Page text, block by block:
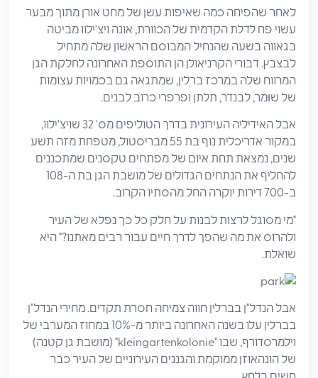
לאחר שהפיחה כמה שאיפות עשן של מחט אורן מתוך מבער
עשוי פח לדלת הקדמית של הכוורת, אונה ויצ'ילוו מביטה
בגאווה בשעה שהנחיל המבוסם הראשון שלה מתחיל
לבצבץ. דבורי הקרניאולן הן התוספת האחרונה לחלקת הגן
המרווח שלה במרכז ברלין, שמתגאה גם בכמויות עצומות
של שוּמר, לבנדר, תלתן ופרפרי כרוב לבנים.
אבל האידיליה העירונית בדרך הטוליפים מס' 32 שויצ'ילוו,
במקור אדריכלית נוף בת 55 מבריסטול, מטפחת מזה תשע
שנים, נמצאת תחת איום של מפתחים טקסנים שמתכננים
להחליף את הנתחים הגדולים של מושבת הגן בת ה-108
ב-700 דירות יוקרה החל מהסתיו הקרוב.
"מי מסוגל לרצות לבנות על חלק כל כך נפלא של העיר
ולהרוס את מה שהפך לדרך חיים עבור רבים מאתנו?" היא
שואלת.
אבל הנדל"ן בברלין חווה צמיחה חסרת תקדים. מחירי הנדל"ן
בברלין עלו בשנה האחרונה ביותר מ-10% במחוז המערבי של
וילמרסדורף, שבו "kleingartenkolonie" (מושבת גן קטנה)
של הונהאוזן ממוקמת והגננים העירוניים של העיר כבר